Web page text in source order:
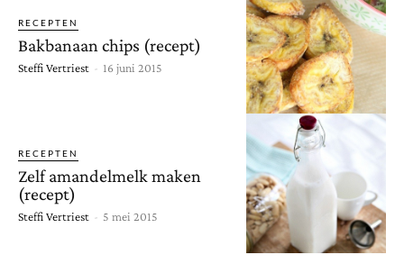
RECEPTEN
Bakbanaan chips (recept)
Steffi Vertriest - 16 juni 2015
RECEPTEN
Zelf amandelmelk maken
(recept)
Steffi Vertriest - 5 mei 2015